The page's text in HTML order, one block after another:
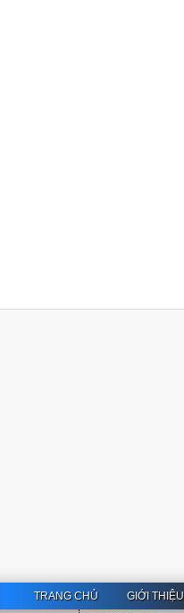
TRANG CHỦ GIỚI THIỆU